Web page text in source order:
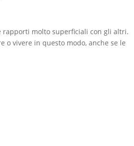
rapporti molto superficiali con gli altri.
o vivere in questo modo, anche se le